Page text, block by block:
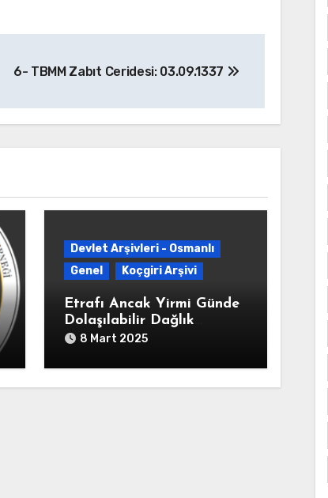
6- TBMM Zabıt Ceridesi: 03.09.1337
Devlet Arşivleri - Osmanlı
Genel
Koçgiri Arşivi
Etrafı Ancak Yirmi Günde
Dolaşılabilir Dağlık
Dersim’de 37 Eşkıyanın
İstanbul’a Gönderildiğine
Dair” Yusuf Ziya Paşa
8 Mart 2025